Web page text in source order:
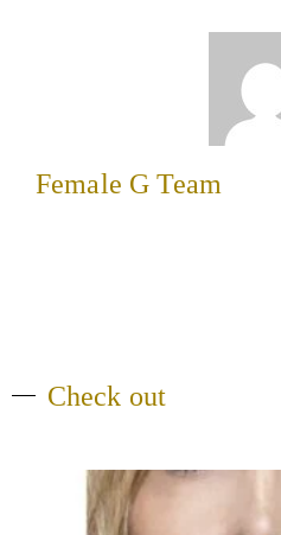
Female G Team
Check out